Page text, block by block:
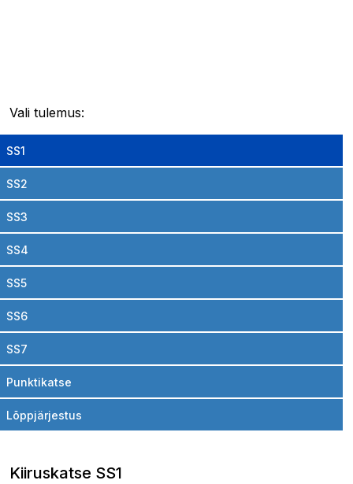
Vali tulemus:
SS1
SS2
SS3
SS4
SS5
SS6
SS7
Punktikatse
Lõppjärjestus
Kiiruskatse SS1